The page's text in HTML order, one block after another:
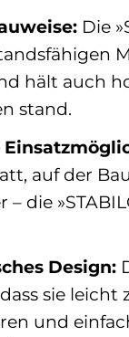
Die
hält auch
stand.
auf der
– die
Design:
sie leicht
und